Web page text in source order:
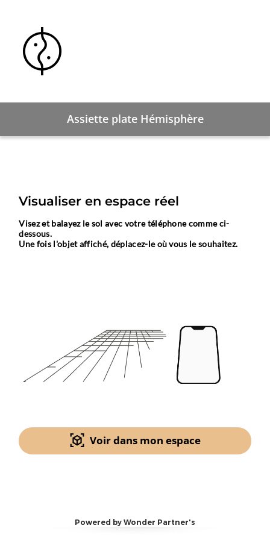
Assiette plate Hémisphère
Visualiser en espace réel
Visez et balayez le sol avec votre téléphone comme ci-
dessous.
Une fois l'objet affiché, déplacez-le où vous le souhaitez.
Voir dans mon espace
Powered by Wonder Partner's